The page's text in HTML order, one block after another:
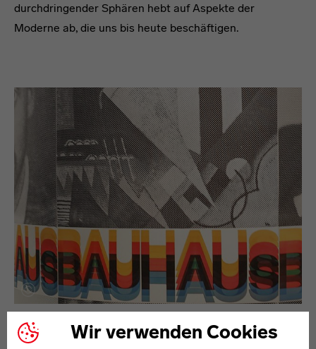
Wir verwenden Cookies
durchdringender Sphären hebt auf Aspekte der
Moderne ab, die uns bis heute beschäftigen.
ONLINE-JOURNAL AUF BAUHAUS-IMAGINISTA.ORG